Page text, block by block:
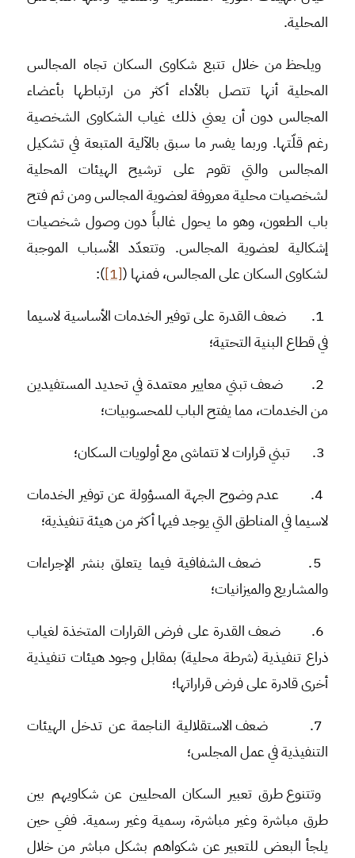
المحلية.
ويلحظ من خلال تتبع شكاوى السكان تجاه المجالس
المحلية أنها تتصل بالأداء أكثر من ارتباطها بأعضاء
المجالس دون أن يعني ذلك غياب الشكاوى الشخصية
رغم قلّتها. وربما يفسر ما سبق بالآلية المتبعة في تشكيل
المجالس والتي تقوم على ترشيح الهيئات المحلية
لشخصيات محلية معروفة لعضوية المجالس ومن ثم فتح
باب الطعون، وهو ما يحول غالباً دون وصول شخصيات
إشكالية لعضوية المجالس. وتتعدّد الأسباب الموجبة
لشكاوى السكان على المجالس، فمنها (
[1]
)
:
ضعف القدرة على توفير الخدمات الأساسية لاسيما
في قطاع البنية التحتية؛
ضعف تبني معايير معتمدة في تحديد المستفيدين
من الخدمات، مما يفتح الباب للمحسوبيات؛
تبني قرارات لا تتماشى مع أولويات السكان؛
عدم وضوح الجهة المسؤولة عن توفير الخدمات
لاسيما في المناطق التي يوجد فيها أكثر من هيئة تنفيذية؛
ضعف الشفافية فيما يتعلق بنشر الإجراءات
والمشاريع والميزانيات؛
ضعف القدرة على فرض القرارات المتخذة لغياب
ذراع تنفيذية (شرطة محلية) بمقابل وجود هيئات تنفيذية
أخرى قادرة على فرض قراراتها؛
ضعف الاستقلالية الناجمة عن تدخل الهيئات
التنفيذية في عمل المجلس؛
وتتنوع طرق تعبير السكان المحليين عن شكاويهم بين
طرق مباشرة وغير مباشرة، رسمية وغير رسمية. ففي حين
يلجأ البعض للتعبير عن شكواهم بشكل مباشر من خلال